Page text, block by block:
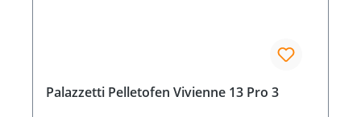
Palazzetti Pelletofen Vivienne 13 Pro 3